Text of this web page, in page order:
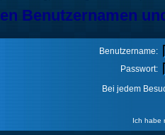
Benutzernamen
Benutzername:
Passwort:
Bei jedem
Ich habe